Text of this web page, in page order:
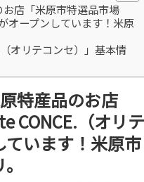
店「米原市特選品市場
オープンしています！米原
オリテコンセ）」基本情
特産品のお店
CONCE.（オリテ
ています！米原市